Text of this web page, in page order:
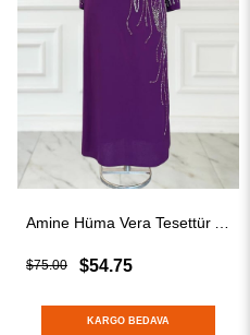
$54.75
$75.00
KARGO BEDAVA